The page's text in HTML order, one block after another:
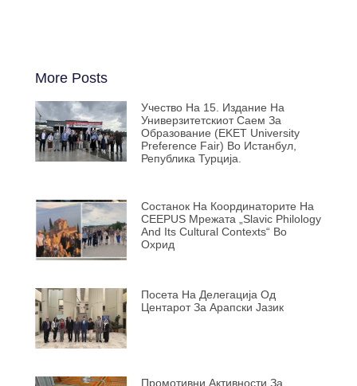
More Posts
Учество На 15. Издание На
Универзитетскиот Саем За
Образование (EKET University
Preference Fair) Во Истанбул,
Република Турција.
Состанок На Координаторите На
CEEPUS Мрежата „Slavic Philology
And Its Cultural Contexts“ Во
Охрид
Посета На Делегација Од
Центарот За Арапски Јазик
Промотивни Активности За